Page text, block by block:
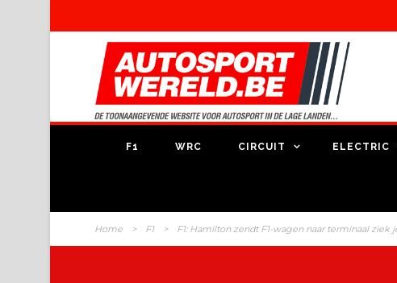
F1 WRC CIRCUIT ELECTRIC
Home > F1 > F1: Hamilton zendt F1-wagen naar terminaal ziek